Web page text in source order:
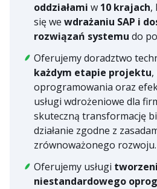
oddziałami w 10 krajach,
się we wdrażaniu SAP i
rozwiązań systemu do
Oferujemy doradztwo
każdym etapie projektu
oprogramowania oraz
usługi wdrożeniowe dla
skuteczną transformację
działanie zgodne z
zrównoważonego rozwoju.
Oferujemy usługi
niestandardowego